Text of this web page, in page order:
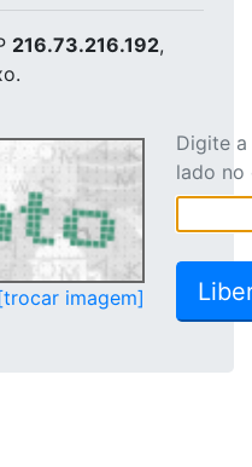
216.73.216.192,
imagem]
Digite
lado no